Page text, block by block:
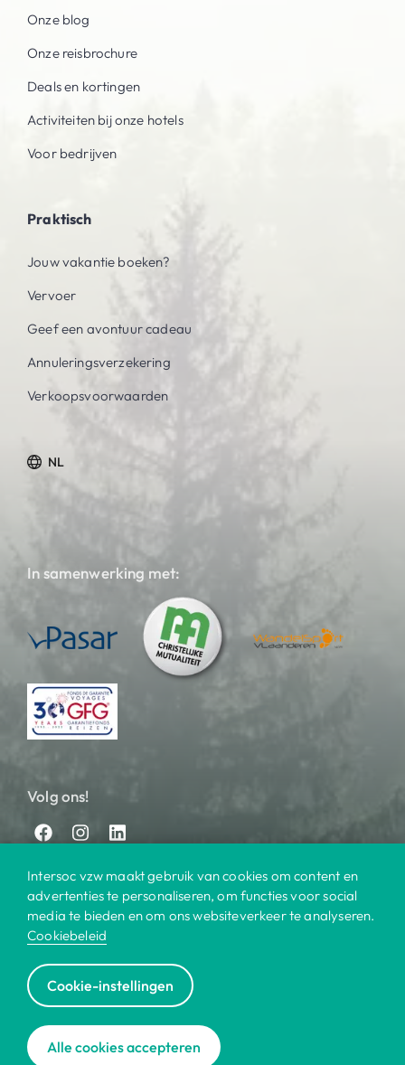
Onze blog
Onze reisbrochure
Deals en kortingen
Activiteiten bij onze hotels
Voor bedrijven
Praktisch
Jouw vakantie boeken?
Vervoer
Geef een avontuur cadeau
Annuleringsverzekering
Verkoopsvoorwaarden
NL
In samenwerking met:
Volg ons!
Bestemmingen | Contact
Cookiebeleid | Disclaimer |
Voor bedrijven
Intersoc vzw maakt gebruik van cookies om content en
advertenties te personaliseren, om functies voor social
media te bieden en om ons websiteverkeer te analyseren.
Cookiebeleid
Cookie-instellingen
Alle cookies accepteren